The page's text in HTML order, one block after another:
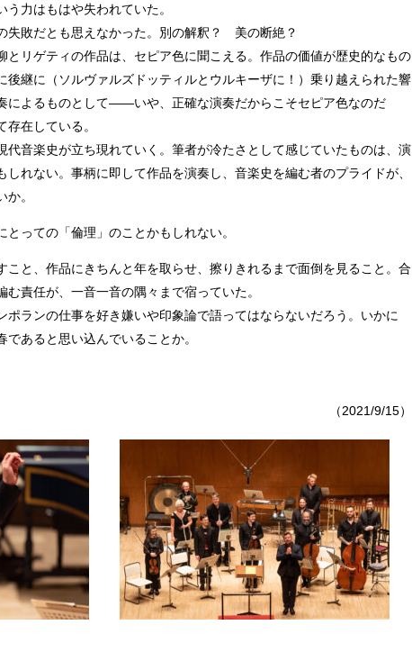
力はもはや失われていた。
失敗だとも思えなかった。別の解釈？ 美の断絶？
とリゲティの作品は、セピア色に聞こえる。作品の価値が歴史的なもの
後継に（ソルヴァルズドッティルとウルキーザに！）乗り越えられた響
によるものとして――いや、正確な演奏だからこそセピア色なのだ
在している。
代音楽史が立ち現れていく。筆者が冷たさとして感じていたものは、演
れない。事柄に即して作品を演奏し、音楽史を編む者のプライドが、
。
っての「倫理」のことかもしれない。
こと、作品にきちんと年を取らせ、擦りきれるまで面倒を見ること。合
責任が、一音一音の隅々まで宿っていた。
ポランの仕事を好き嫌いや印象論で語ってはならないだろう。いかに
あると思い込んでいることか。
（2021/9/15）